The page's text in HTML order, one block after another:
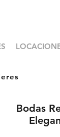
Bodas